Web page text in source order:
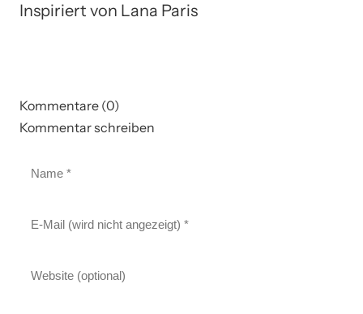
Inspiriert von Lana Paris
Kommentare (0)
Kommentar schreiben